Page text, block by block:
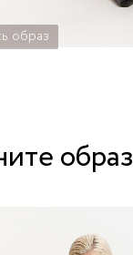
образ
образ